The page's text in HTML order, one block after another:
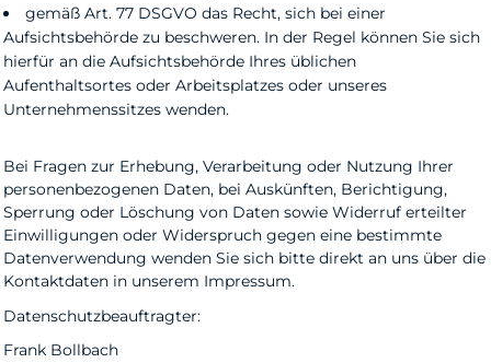
gemäß Art. 77 DSGVO das Recht, sich bei einer
Aufsichtsbehörde zu beschweren. In der Regel können Sie sich
hierfür an die Aufsichtsbehörde Ihres üblichen
Aufenthaltsortes oder Arbeitsplatzes oder unseres
Unternehmenssitzes wenden.
Bei Fragen zur Erhebung, Verarbeitung oder Nutzung Ihrer
personenbezogenen Daten, bei Auskünften, Berichtigung,
Sperrung oder Löschung von Daten sowie Widerruf erteilter
Einwilligungen oder Widerspruch gegen eine bestimmte
Datenverwendung wenden Sie sich bitte direkt an uns über die
Kontaktdaten in unserem Impressum.
Datenschutzbeauftragter:
Frank Bollbach